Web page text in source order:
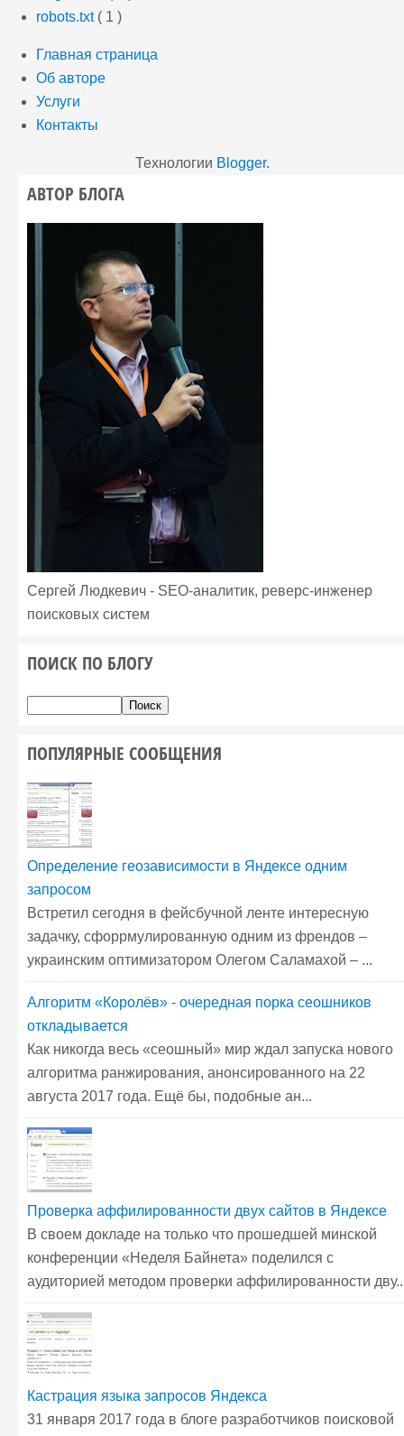
robots.txt ( 1 )
Главная страница
Об авторе
Услуги
Контакты
Технологии Blogger.
АВТОР БЛОГА
Сергей Людкевич - SEO-аналитик, реверс-инженер
поисковых систем
ПОИСК ПО БЛОГУ
ПОПУЛЯРНЫЕ СООБЩЕНИЯ
Определение геозависимости в Яндексе одним
запросом
Встретил сегодня в фейсбучной ленте интересную
задачку, сфоррмулированную одним из френдов –
украинским оптимизатором Олегом Саламахой – ...
Алгоритм «Королёв» - очередная порка сеошников
откладывается
Как никогда весь «сеошный» мир ждал запуска нового
алгоритма ранжирования, анонсированного на 22
августа 2017 года. Ещё бы, подобные ан...
Проверка аффилированности двух сайтов в Яндексе
В своем докладе на только что прошедшей минской
конференции «Неделя Байнета» поделился с
аудиторией методом проверки аффилированности
Кастрация языка запросов Яндекса
31 января 2017 года в блоге разработчиков поисковой